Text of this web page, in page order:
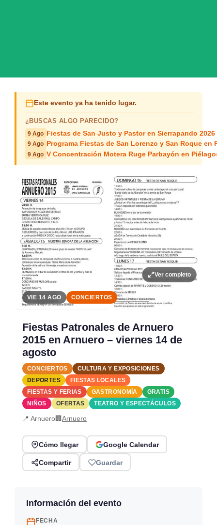
Este evento ya ha tenido lugar.
¿BUSCAS ALGO PARECIDO?
9 Ago Fiestas de San Justo y Pastor en Sierrapando 2026
9 Ago Programa Fiestas de San Lorenzo y San Roque en
9 Ago V Concentración Motera Ruge Parbayón en
Ver completo
VIE 14 AGO CONCIERTOS
Fiestas Patronales de Arnuero
2015 en Arnuero – viernes 14 de
agosto
CONCIERTOS
CULTURA Y EXPOSICIONES
DEPORTES
FIESTAS LOCALES
FIESTAS Y FERIAS
GASTRONOMÍA
GRATIS
NIÑOS
OFERTAS TEATRO Y ESPECTÁCULOS
📍 Arnuero🏢Arnuero
Cómo llegar Google Calendar
Compartir Guardar
Información del evento
FECHA